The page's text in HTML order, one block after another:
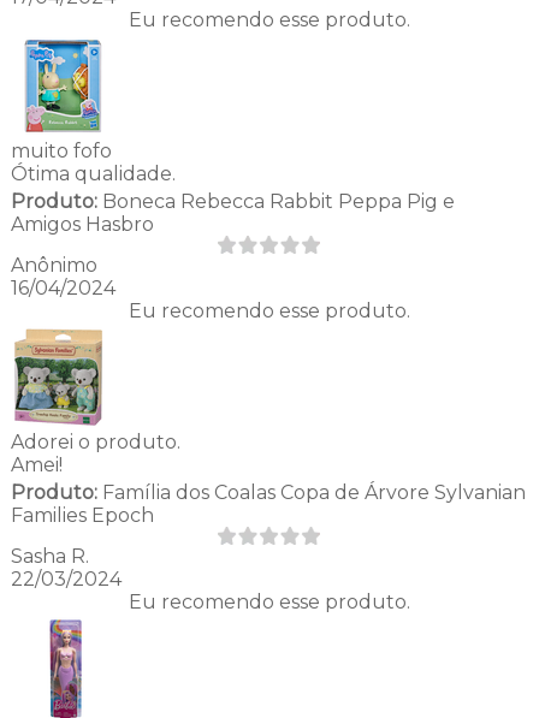
Eu recomendo esse produto.
muito fofo
Ótima qualidade.
Produto:Boneca Rebecca Rabbit Peppa Pig e
Amigos Hasbro
Anônimo
16/04/2024
Eu recomendo esse produto.
Adorei o produto.
Amei!
Produto:Família dos Coalas Copa de Árvore Sylvanian
Families Epoch
Sasha R.
22/03/2024
Eu recomendo esse produto.